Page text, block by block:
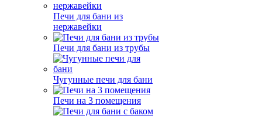
Печи для бани из
нержавейки
Печи для бани из трубы
Чугунные печи для бани
Печи на 3 помещения